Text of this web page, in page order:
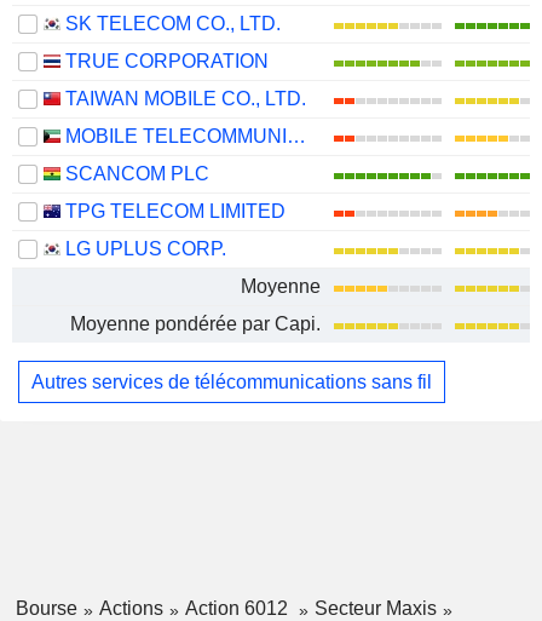
SK TELECOM CO., LTD.
TRUE CORPORATION
TAIWAN MOBILE CO., LTD.
MOBILE TELECOMMUNICATIONS COMPANY K.S.C.P.
SCANCOM PLC
TPG TELECOM LIMITED
LG UPLUS CORP.
Moyenne
Moyenne pondérée par Capi.
Autres services de télécommunications sans fil
Bourse Actions Action 6012
Secteur Maxis